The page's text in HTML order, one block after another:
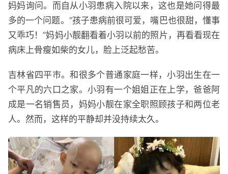
妈妈询问。而自从小羽患病入院以来，这也是她问得最
多的一个问题。“孩子患病前很可爱，嘴巴也很甜，懂事
又乖巧！”妈妈小靓翻看着小羽以前的照片，再看看现在
病床上骨瘦如柴的女儿，脸上泛起愁苦。
吉林省四平市。和很多个普通家庭一样，小羽出生在一
个平凡的六口之家。小羽有一个姐姐正在上学，爸爸阿
成是一名销售员，妈妈小靓在家全职照顾孩子和两位老
人。然而，这样的平静却并没持续太久。